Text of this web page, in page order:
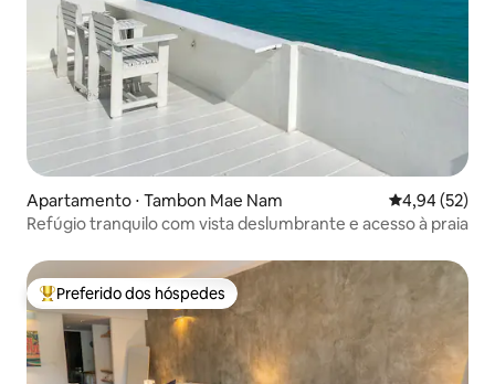
Apartamento ⋅ Tambon Mae Nam 4,94 de uma
4,94 (52)
Refúgio tranquilo com vista deslumbrante e acesso à praia
Entre os melhores preferidos dos hóspedes
Preferido dos hóspedes